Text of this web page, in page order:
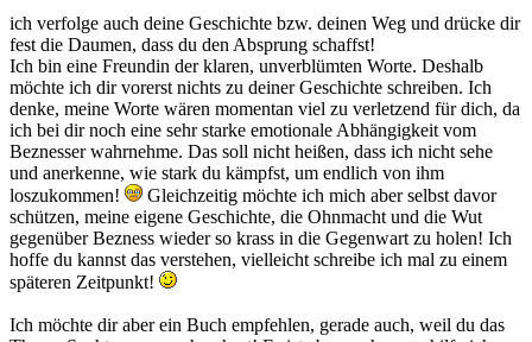
ich verfolge auch deine Geschichte bzw. deinen Weg und drücke dir
fest die Daumen, dass du den Absprung schaffst!
Ich bin eine Freundin der klaren, unverblümten Worte. Deshalb
möchte ich dir vorerst nichts zu deiner Geschichte schreiben. Ich
denke, meine Worte wären momentan viel zu verletzend für dich, da
ich bei dir noch eine sehr starke emotionale Abhängigkeit vom
Beznesser wahrnehme. Das soll nicht heißen, dass ich nicht sehe
und anerkenne, wie stark du kämpfst, um endlich von ihm
loszukommen!
Gleichzeitig möchte ich mich aber selbst davor
schützen, meine eigene Geschichte, die Ohnmacht und die Wut
gegenüber Bezness wieder so krass in die Gegenwart zu holen! Ich
hoffe du kannst das verstehen, vielleicht schreibe ich mal zu einem
späteren Zeitpunkt!
Ich möchte dir aber ein Buch empfehlen, gerade auch, weil du das